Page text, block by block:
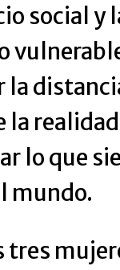
social y
la
lo que
mundo.
tres